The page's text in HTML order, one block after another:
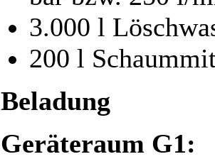
3.000 l
200 l
Beladung
Geräteraum G1: